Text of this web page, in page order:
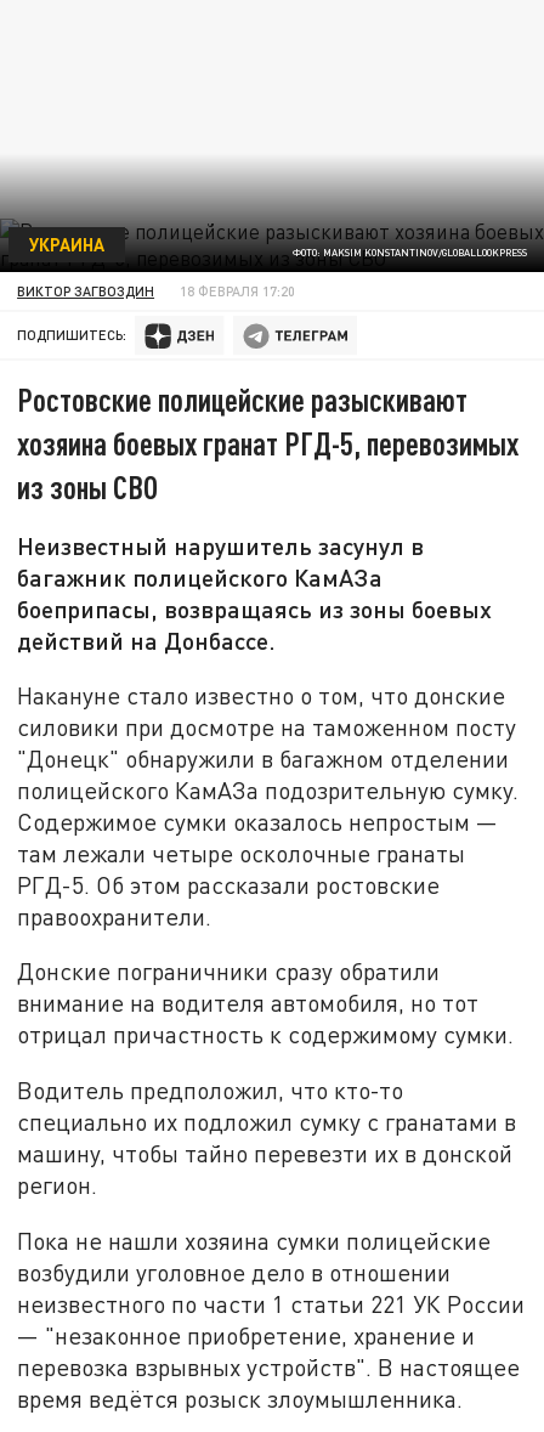
ФОТО: MAKSIM KONSTANTINOV/GLOBALLOOKPRESS
УКРАИНА
ВИКТОР ЗАГВОЗДИН 18 ФЕВРАЛЯ 17:20
ПОДПИШИТЕСЬ:
Ростовские полицейские разыскивают
хозяина боевых гранат РГД-5, перевозимых
из зоны СВО
Неизвестный нарушитель засунул в
багажник полицейского КамАЗа
боеприпасы, возвращаясь из зоны боевых
действий на Донбассе.
Накануне стало известно о том, что донские
силовики при досмотре на таможенном посту
"Донецк" обнаружили в багажном отделении
полицейского КамАЗа подозрительную сумку.
Содержимое сумки оказалось непростым —
там лежали четыре осколочные гранаты
РГД-5. Об этом рассказали ростовские
правоохранители.
Донские пограничники сразу обратили
внимание на водителя автомобиля, но тот
отрицал причастность к содержимому сумки.
Водитель предположил, что кто-то
специально их подложил сумку с гранатами в
машину, чтобы тайно перевезти их в донской
регион.
Пока не нашли хозяина сумки полицейские
возбудили уголовное дело в отношении
неизвестного по части 1 статьи 221 УК России
— "незаконное приобретение, хранение и
перевозка взрывных устройств". В настоящее
время ведётся розыск злоумышленника.